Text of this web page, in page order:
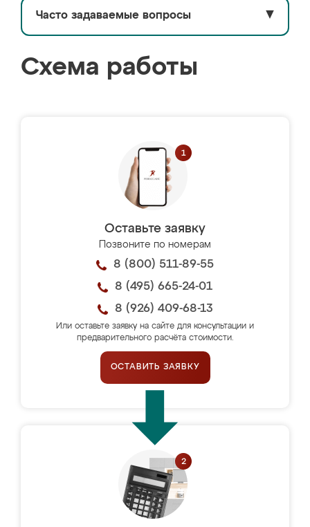
Часто задаваемые вопросы ▼
Схема работы
Оставьте заявку
Позвоните по номерам
8 (800) 511-89-55
8 (495) 665-24-01
8 (926) 409-68-13
Или оставьте заявку на сайте для консультации и
предварительного расчёта стоимости.
ОСТАВИТЬ ЗАЯВКУ